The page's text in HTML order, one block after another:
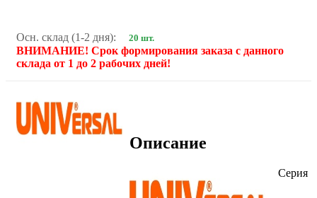
Осн. склад (1-2 дня): 20 шт.
ВНИМАНИЕ! Срок формирования заказа с данного
склада от 1 до 2 рабочих дней!
Описание
Серия